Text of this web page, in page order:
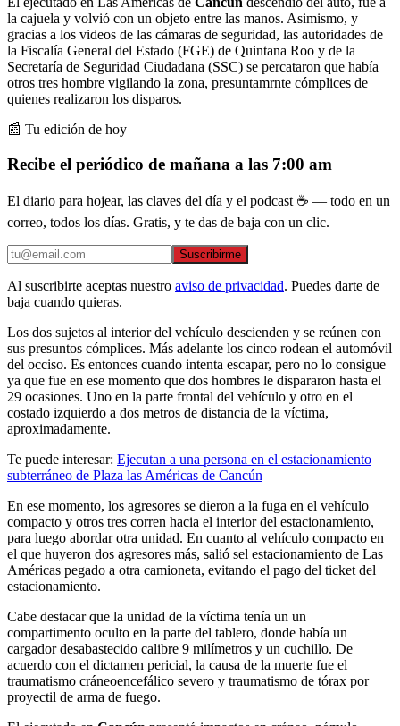
la cajuela y volvió con un objeto entre las manos. Asimismo, y
gracias a los videos de las cámaras de seguridad, las autoridades de
la Fiscalía General del Estado (FGE) de Quintana Roo y de la
Secretaría de Seguridad Ciudadana (SSC) se percataron que había
otros tres hombre vigilando la zona, presuntamrnte cómplices de
quienes realizaron los disparos.
📰 Tu edición de hoy
Recibe el periódico de mañana a las 7:00 am
El diario para hojear, las claves del día y el podcast ☕ — todo en un
correo, todos los días. Gratis, y te das de baja con un clic.
Suscribirme
Al suscribirte aceptas nuestro aviso de privacidad. Puedes darte de
baja cuando quieras.
Los dos sujetos al interior del vehículo descienden y se reúnen con
sus presuntos cómplices. Más adelante los cinco rodean el automóvil
del occiso. Es entonces cuando intenta escapar, pero no lo consigue
ya que fue en ese momento que dos hombres le dispararon hasta el
29 ocasiones. Uno en la parte frontal del vehículo y otro en el
costado izquierdo a dos metros de distancia de la víctima,
aproximadamente.
Te puede interesar: Ejecutan a una persona en el estacionamiento
subterráneo de Plaza las Américas de Cancún
En ese momento, los agresores se dieron a la fuga en el vehículo
compacto y otros tres corren hacia el interior del estacionamiento,
para luego abordar otra unidad. En cuanto al vehículo compacto en
el que huyeron dos agresores más, salió sel estacionamiento de Las
Américas pegado a otra camioneta, evitando el pago del ticket del
estacionamiento.
Cabe destacar que la unidad de la víctima tenía un un
compartimento oculto en la parte del tablero, donde había un
cargador desabastecido calibre 9 milímetros y un cuchillo. De
acuerdo con el dictamen pericial, la causa de la muerte fue el
traumatismo cráneoencefálico severo y traumatismo de tórax por
proyectil de arma de fuego.